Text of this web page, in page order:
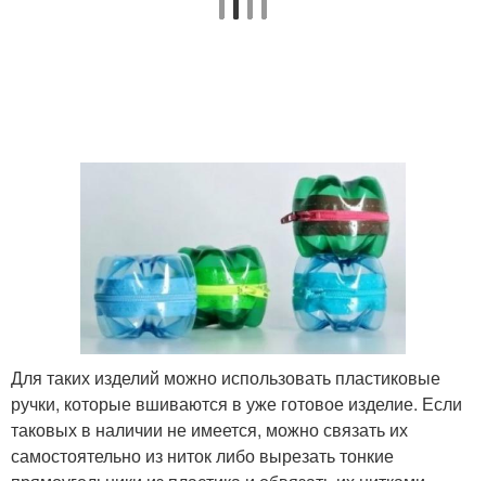
Для таких изделий можно использовать пластиковые
ручки, которые вшиваются в уже готовое изделие. Если
таковых в наличии не имеется, можно связать их
самостоятельно из ниток либо вырезать тонкие